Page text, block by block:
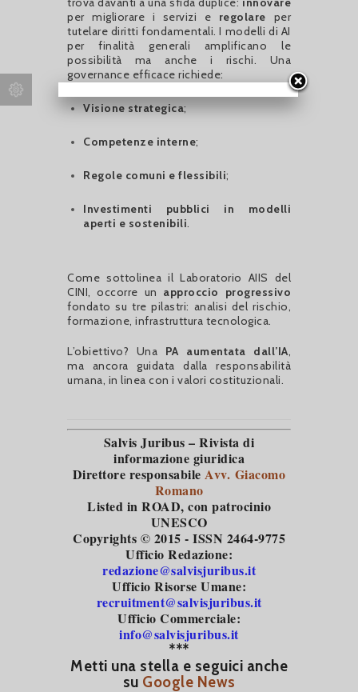
per migliorare i servizi e regolare per
tutelare diritti fondamentali. I modelli di AI
per finalità generali amplificano le
possibilità ma anche i rischi. Una
governance efficace richiede:
Visione strategica;
Competenze interne;
Regole comuni e flessibili;
Investimenti pubblici in modelli
aperti e sostenibili.
Come sottolinea il Laboratorio AIIS del
CINI, occorre un approccio progressivo
fondato su tre pilastri: analisi del rischio,
formazione, infrastruttura tecnologica.
L’obiettivo? Una PA aumentata dall’IA,
ma ancora guidata dalla responsabilità
umana, in linea con i valori costituzionali.
Salvis Juribus – Rivista di
informazione giuridica
Direttore responsabileAvv. Giacomo
Romano
Listed in ROAD, con patrocinio
UNESCO
Copyrights © 2015 - ISSN 2464-9775
Ufficio Redazione:
redazione@salvisjuribus.it
Ufficio Risorse Umane:
recruitment@salvisjuribus.it
Ufficio Commerciale:
info@salvisjuribus.it
***
Metti una stella e seguici anche
su Google News